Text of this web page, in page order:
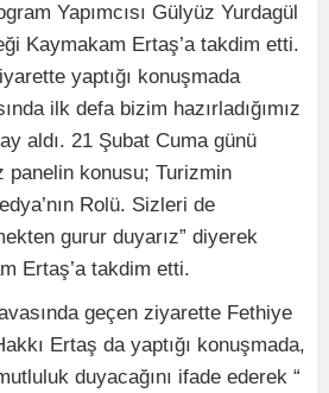
Yapımcısı Gülyüz Yurdagül
Kaymakam Ertaş’a takdim etti.
yaptığı konuşmada
ilk defa bizim hazırladığımız
aldı. 21 Şubat Cuma günü
panelin konusu; Turizmin
Rolü. Sizleri de
gurur duyarız” diyerek
Ertaş’a takdim etti.
geçen ziyarette Fethiye
Ertaş da yaptığı konuşmada,
duyacağını ifade ederek “